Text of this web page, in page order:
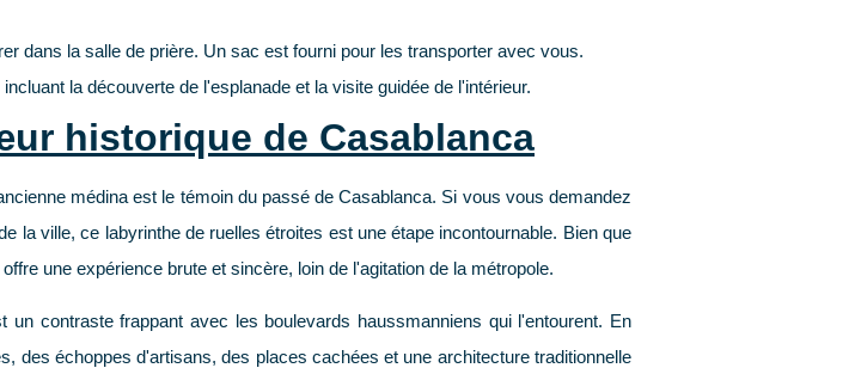
dans la salle de prière. Un sac est fourni pour les transporter avec vous.
la découverte de l'esplanade et la visite guidée de l'intérieur.
historique de Casablanca
médina est le témoin du passé de Casablanca. Si vous vous demandez
la ville, ce labyrinthe de ruelles étroites est une étape incontournable. Bien que
une expérience brute et sincère, loin de l'agitation de la métropole.
contraste frappant avec les boulevards haussmanniens qui l'entourent. En
des échoppes d'artisans, des places cachées et une architecture traditionnelle